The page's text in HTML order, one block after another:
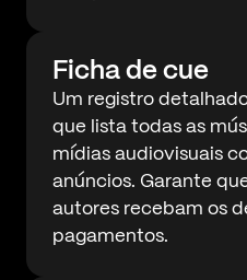
Ficha de cue
Um registro
que lista todas as
mídias audiovisuais
anúncios. Garante
autores recebam os
pagamentos.